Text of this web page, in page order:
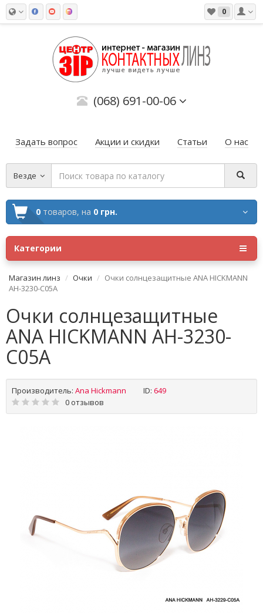
0
(068) 691-00-06
Задать вопрос Акции и скидки Статьи О нас
Везде
0 товаров, на 0 грн.
Категории
Магазин линз Очки
Очки солнцезащитные ANA HICKMANN
AH-3230-C05A
Очки солнцезащитные
ANA HICKMANN AH-3230-
C05A
Производитель: Ana Hickmann ID: 649
0 отзывов